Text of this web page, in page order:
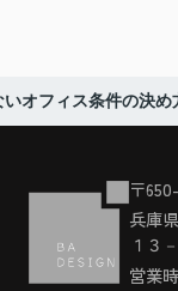
オフィス条件の決
〒
兵庫
１３
営業